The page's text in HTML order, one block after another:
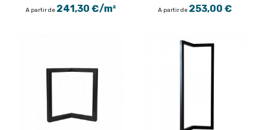
A partir de 241,30 €/m² A partir de 253,00 €